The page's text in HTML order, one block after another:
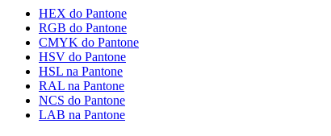
HEX do Pantone
RGB do Pantone
CMYK do Pantone
HSV do Pantone
HSL na Pantone
RAL na Pantone
NCS do Pantone
LAB na Pantone